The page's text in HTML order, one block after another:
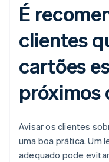
É
clientes
cartões
próximos
Avisar os clientes
uma boa prática. Um
adequado pode